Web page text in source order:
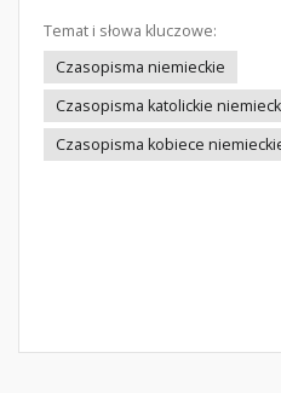
Temat i słowa kluczowe:
Czasopisma niemieckie
Czasopisma katolickie
Czasopisma kobiece